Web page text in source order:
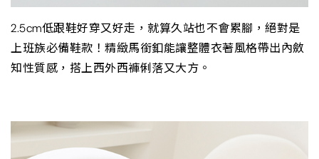
2.5cm低跟鞋好穿又好走，就算久站也不會累腳，絕對是
上班族必備鞋款！精緻馬銜釦能讓整體衣著風格帶出內斂
知性質感，搭上西外西褲俐落又大方。